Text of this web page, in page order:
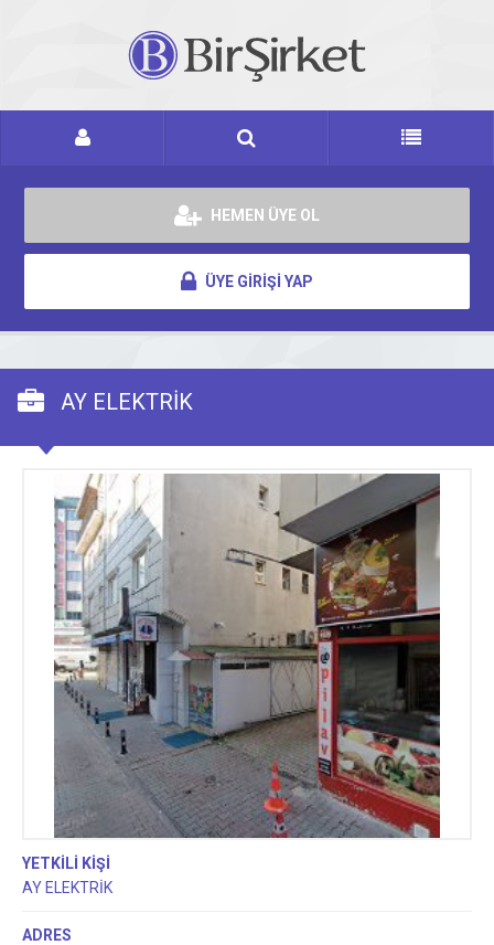
HEMEN ÜYE OL
ÜYE GİRİŞİ YAP
AY ELEKTRİK
YETKİLİ KİŞİ
AY ELEKTRİK
ADRES